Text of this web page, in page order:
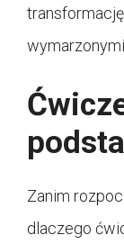
Zanim
dlaczego